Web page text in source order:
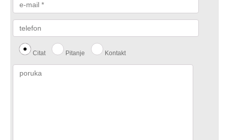
Citat Pitanje Kontakt